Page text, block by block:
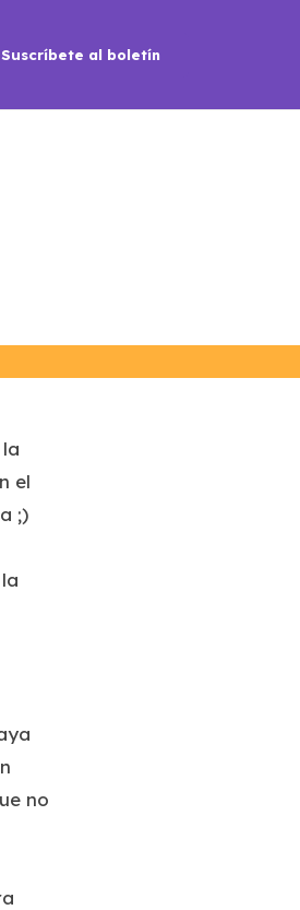
Suscríbete al boletín
el
;)
no